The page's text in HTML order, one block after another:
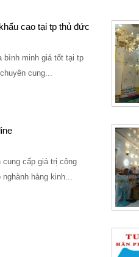
cao tại tp thủ đức
bình minh giá tốt tại tp
cung...
cấp giá trị công
hàng kinh...